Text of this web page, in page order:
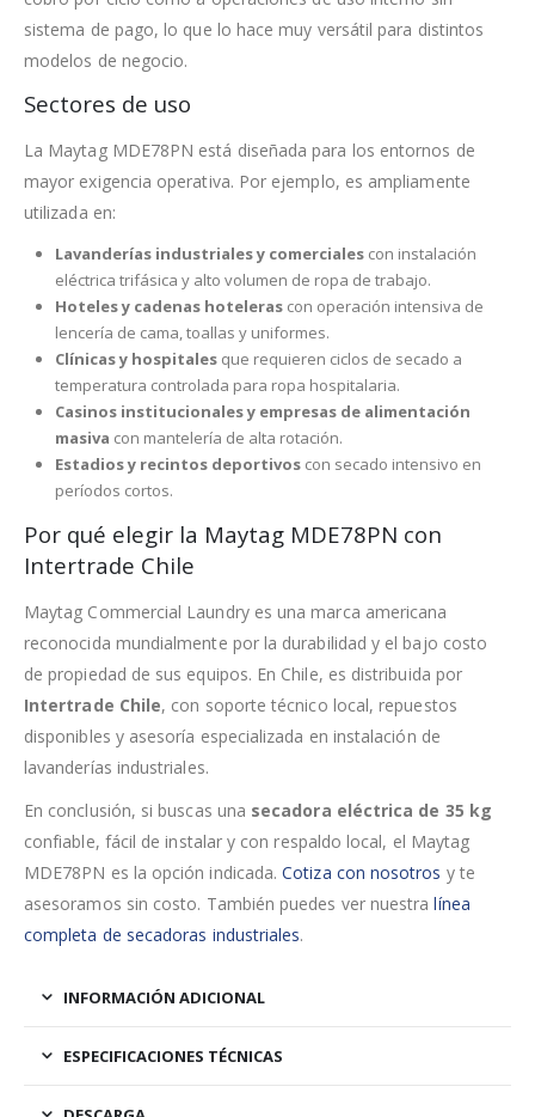
sistema de pago, lo que lo hace muy versátil para distintos
modelos de negocio.
Sectores de uso
La Maytag MDE78PN está diseñada para los entornos de
mayor exigencia operativa. Por ejemplo, es ampliamente
utilizada en:
Lavanderías industriales y comerciales con instalación
eléctrica trifásica y alto volumen de ropa de trabajo.
Hoteles y cadenas hoteleras con operación intensiva de
lencería de cama, toallas y uniformes.
Clínicas y hospitales que requieren ciclos de secado a
temperatura controlada para ropa hospitalaria.
Casinos institucionales y empresas de alimentación
masiva con mantelería de alta rotación.
Estadios y recintos deportivos con secado intensivo en
períodos cortos.
Por qué elegir la Maytag MDE78PN con
Intertrade Chile
Maytag Commercial Laundry es una marca americana
reconocida mundialmente por la durabilidad y el bajo costo
de propiedad de sus equipos. En Chile, es distribuida por
Intertrade Chile, con soporte técnico local, repuestos
disponibles y asesoría especializada en instalación de
lavanderías industriales.
En conclusión, si buscas una secadora eléctrica de 35 kg
confiable, fácil de instalar y con respaldo local, el Maytag
MDE78PN es la opción indicada.Cotiza con nosotros y te
asesoramos sin costo. También puedes ver nuestralínea
completa de secadoras industriales.
INFORMACIÓN ADICIONAL
ESPECIFICACIONES TÉCNICAS